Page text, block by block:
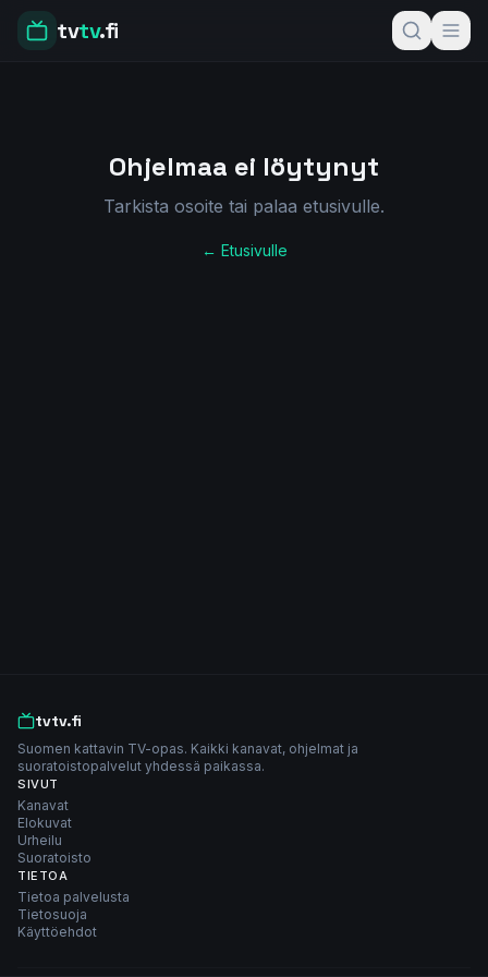
tvtv.fi
Ohjelmaa ei löytynyt
Tarkista osoite tai palaa etusivulle.
← Etusivulle
tvtv.fi
Suomen kattavin TV-opas. Kaikki kanavat, ohjelmat ja
suoratoistopalvelut yhdessä paikassa.
SIVUT
Kanavat
Elokuvat
Urheilu
Suoratoisto
TIETOA
Tietoa palvelusta
Tietosuoja
Käyttöehdot